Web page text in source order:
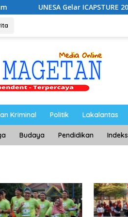
Gelar ICAPSTURE 2026 di
Kriminal Politik Lakalantas
Budaya Pendidikan Indeks